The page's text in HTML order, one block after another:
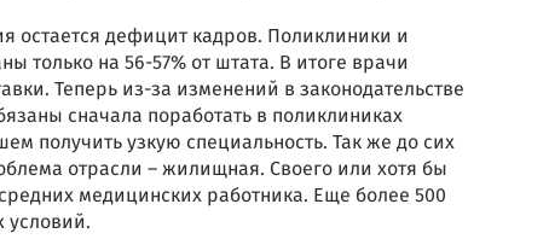
остается дефицит кадров. Поликлиники и
только на 56-57% от штата. В итоге врачи
Теперь из-за изменений в законодательстве
сначала поработать в поликлиниках
получить узкую специальность. Так же до сих
отрасли – жилищная. Своего или хотя бы
медицинских работника. Еще более 500